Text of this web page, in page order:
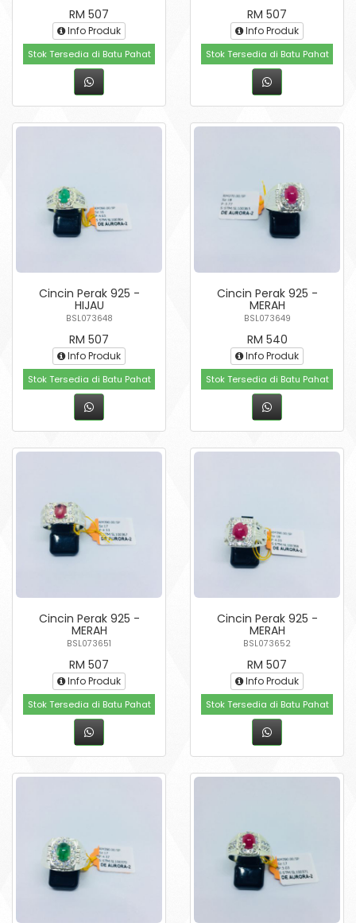
RM 507
Info Produk
Stok Tersedia di Batu Pahat
RM 507
Info Produk
Stok Tersedia di Batu Pahat
Cincin Perak 925 -
HIJAU
BSL073648
RM 507
Info Produk
Stok Tersedia di Batu Pahat
Cincin Perak 925 -
MERAH
BSL073649
RM 540
Info Produk
Stok Tersedia di Batu Pahat
Cincin Perak 925 -
MERAH
BSL073651
RM 507
Info Produk
Stok Tersedia di Batu Pahat
Cincin Perak 925 -
MERAH
BSL073652
RM 507
Info Produk
Stok Tersedia di Batu Pahat